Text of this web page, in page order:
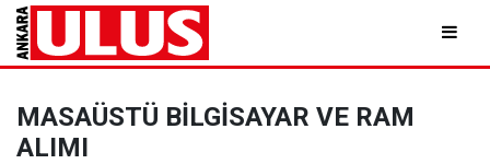
MASAÜSTÜ BİLGİSAYAR VE RAM
ALIMI